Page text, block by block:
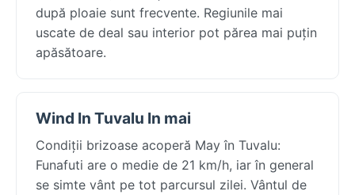
după ploaie sunt frecvente. Regiunile mai
uscate de deal sau interior pot părea mai puțin
apăsătoare.
Wind In Tuvalu In mai
Condiții brizoase acoperă May în Tuvalu:
Funafuti are o medie de 21 km/h, iar în general
se simte vânt pe tot parcursul zilei. Vântul de